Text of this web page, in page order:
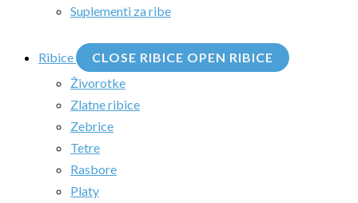
Suplementi za ribe
Ribice CLOSE RIBICE OPEN RIBICE
Živorotke
Zlatne ribice
Zebrice
Tetre
Rasbore
Platy